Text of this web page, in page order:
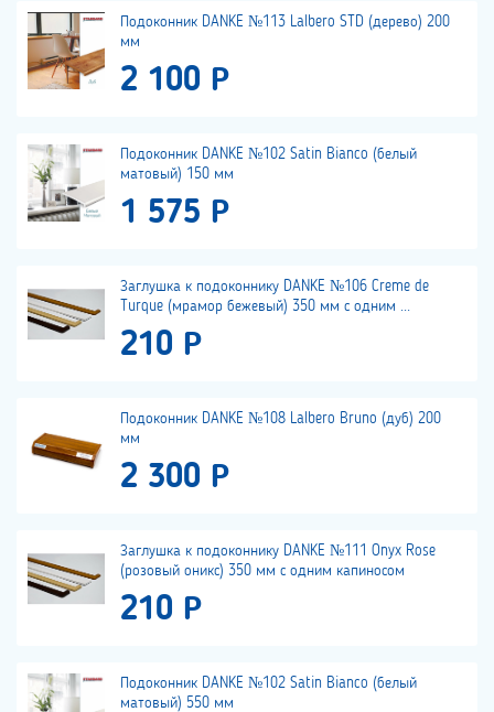
Подоконник DANKE №113 Lalbero STD (дерево) 200
мм
2 100 Р
Подоконник DANKE №102 Satin Bianco (белый
матовый) 150 мм
1 575 Р
Заглушка к подоконнику DANKE №106 Creme de
Turque (мрамор бежевый) 350 мм с одним ...
210 Р
Подоконник DANKE №108 Lalbero Bruno (дуб) 200
мм
2 300 Р
Заглушка к подоконнику DANKE №111 Onyx Rose
(розовый оникс) 350 мм с одним капиносом
210 Р
Подоконник DANKE №102 Satin Bianco (белый
матовый) 550 мм